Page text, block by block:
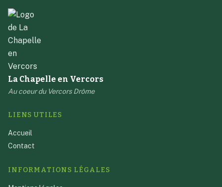
La Chapelle en Vercors
Au coeur du Vercors Drôme
LIENS UTILES
Accueil
Contact
INFORMATIONS LÉGALES